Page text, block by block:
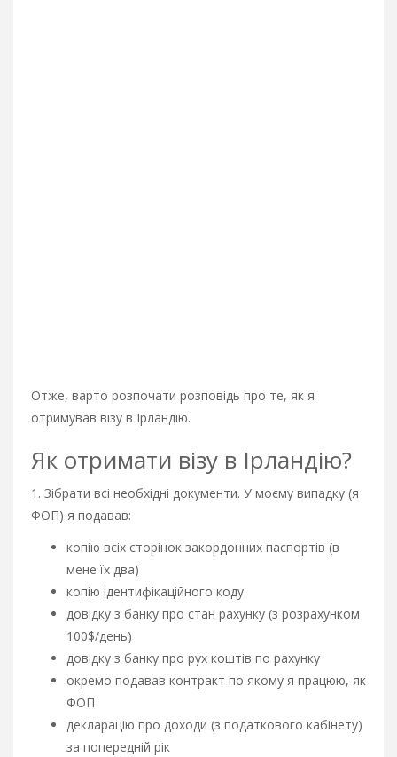
Отже, варто розпочати розповідь про те, як я
отримував візу в Ірландію.
Як отримати візу в Ірландію?
1. Зібрати всі необхідні документи. У моєму випадку (я
ФОП) я подавав:
копію всіх сторінок закордонних паспортів (в
мене їх два)
копію ідентифікаційного коду
довідку з банку про стан рахунку (з розрахунком
100$/день)
довідку з банку про рух коштів по рахунку
окремо подавав контракт по якому я працюю, як
ФОП
декларацію про доходи (з податкового кабінету)
за попередній рік